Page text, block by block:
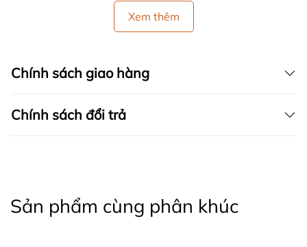
Xem thêm
Chính sách giao hàng
Chính sách đổi trả
Sản phẩm cùng phân khúc